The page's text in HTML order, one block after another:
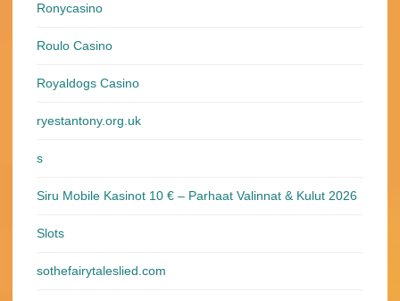
Ronycasino
Roulo Casino
Royaldogs Casino
ryestantony.org.uk
s
Siru Mobile Kasinot 10 € – Parhaat Valinnat & Kulut 2026
Slots
sothefairytaleslied.com